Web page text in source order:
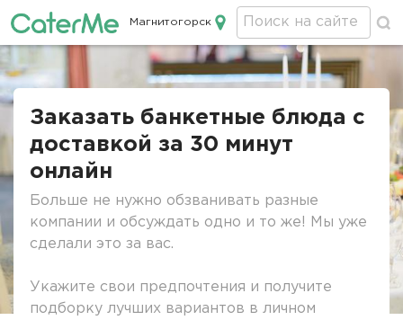
Кейтеринг в Магнитогорске
Магнитогорск
Строка
Заказать банкетные блюда с
доставкой за 30 минут
онлайн
Больше не нужно обзванивать разные
компании и обсуждать одно и то же! Мы уже
сделали это за вас.
Укажите свои предпочтения и получите
подборку лучших вариантов в личном